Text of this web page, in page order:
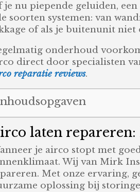
je nu piepende geluiden,
soorten systemen: van
of als je buitenunit niet
onderhoud
direct door specialisten
reparatie reviews.
laten
je airco stopt met
Wij van Mirk
Met onze ervaring,
oplossing bij